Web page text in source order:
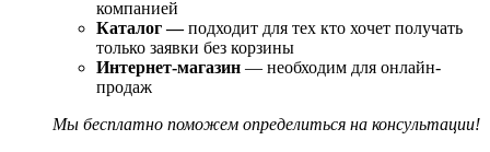
Дополнительные услуги
SEO-продвижение— анализ ключевых запросов,
внутренние оптимизации, контент-маркетинг;
Контекстная и таргетированная реклама
Ads, Яндекс.Директ, Facebook Ads;
компанией
Каталог —подходит для тех кто хочет получать
только заявки без корзины
Интернет-магазин — необходим для онлайн-
продаж
Мы бесплатно поможем определиться на консультации!